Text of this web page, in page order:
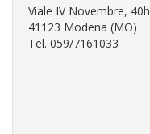
Viale IV Novembre, 40h
41123 Modena (MO)
Tel. 059/7161033